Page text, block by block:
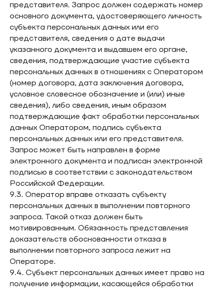
представителя. Запрос должен содержать номер
основного документа, удостоверяющего личность
субъекта персональных данных или его
представителя, сведения о дате выдачи
указанного документа и выдавшем его органе,
сведения, подтверждающие участие субъекта
персональных данных в отношениях с Оператором
(номер договора, дата заключения договора,
условное словесное обозначение и (или) иные
сведения), либо сведения, иным образом
подтверждающие факт обработки персональных
данных Оператором, подпись субъекта
персональных данных или его представителя.
Запрос может быть направлен в форме
электронного документа и подписан электронной
подписью в соответствии с законодательством
Российской Федерации.
9.3. Оператор вправе отказать субъекту
персональных данных в выполнении повторного
запроса. Такой отказ должен быть
мотивированным. Обязанность представления
доказательств обоснованности отказа в
выполнении повторного запроса лежит на
Операторе.
9.4. Субъект персональных данных имеет право на
получение информации, касающейся обработки